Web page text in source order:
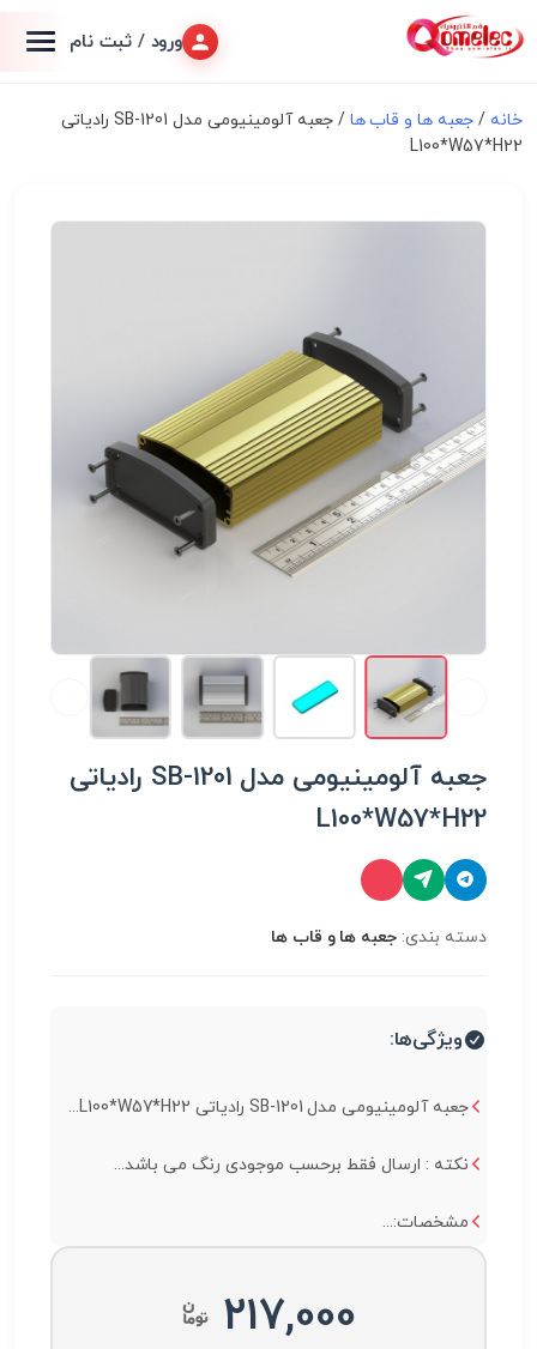
ورود / ثبت نام
خانه /جعبه ها و قاب ها
/ جعبه آلومینیومی مدل SB-1201 رادیاتی
L100*W57*H22
جعبه آلومینیومی مدل SB-1201 رادیاتی
L100*W57*H22
دسته بندی: جعبه ها و قاب ها
ویژگی‌ها:
جعبه آلومینیومی مدل SB-1201 رادیاتی L100*W57*H22...
نکته : ارسال فقط برحسب موجودی رنگ می باشد...
مشخصات:...
217,000